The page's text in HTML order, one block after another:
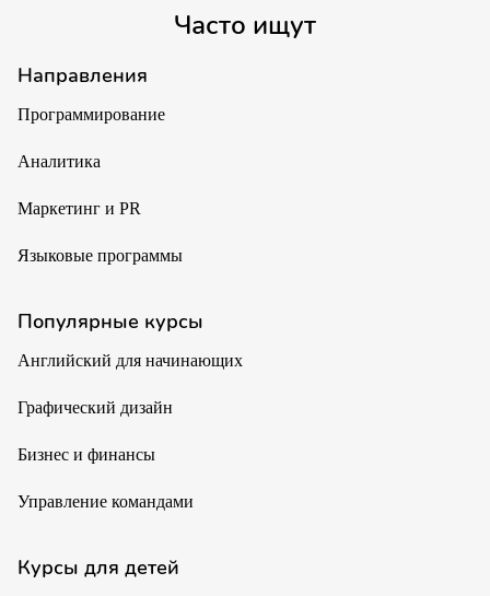
Часто ищут
Направления
Программирование
Аналитика
Маркетинг и PR
Языковые программы
Популярные курсы
Английский для начинающих
Графический дизайн
Бизнес и финансы
Управление командами
Курсы для детей